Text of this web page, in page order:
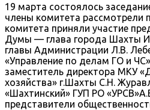
19 марта состоялось
члены комитета рассмотрели
комитета приняли участие
Думы — глава города Шахты
главы Администрации Л.В.
«Управление по делам ГО и
заместитель директора МКУ
хозяйства» г.Шахты С.Н.
«Шахтинский» ГУП РО
представители